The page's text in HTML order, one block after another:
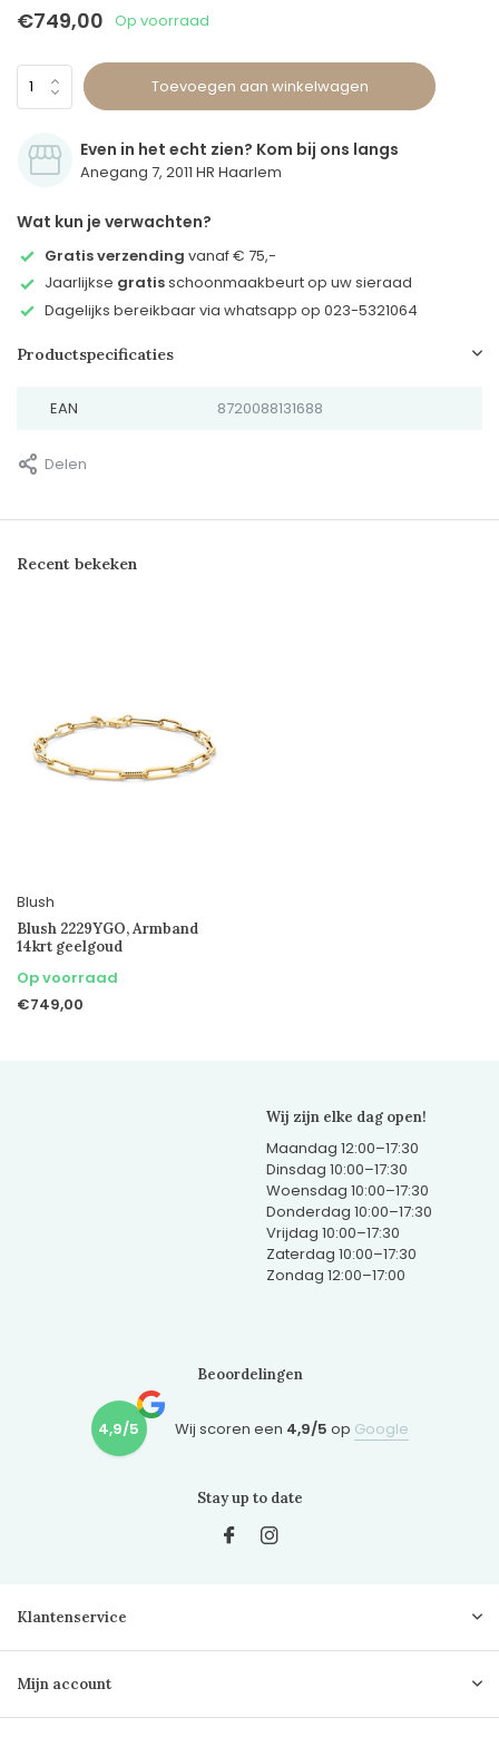
€749,00 Op voorraad
Toevoegen aan winkelwagen
Even in het echt zien? Kom bij ons langs
Anegang 7, 2011 HR Haarlem
Wat kun je verwachten?
Gratis verzending vanaf € 75,-
Jaarlijkse gratisschoonmaakbeurt op uw sieraad
Dagelijks bereikbaar via whatsapp op 023-5321064
Productspecificaties
EAN 8720088131688
Delen
Recent bekeken
Blush
Blush 2229YGO, Armband
14krt geelgoud
Op voorraad
€749,00
Wij zijn elke dag open!
Maandag 12:00–17:30
Dinsdag 10:00–17:30
Woensdag 10:00–17:30
Donderdag 10:00–17:30
Vrijdag 10:00–17:30
Zaterdag 10:00–17:30
Zondag 12:00–17:00
Beoordelingen
4,9/5 Wij scoren een 4,9/5 op Google
Stay up to date
Klantenservice
Mijn account